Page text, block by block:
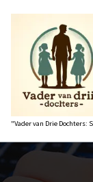
"Vader van Drie Dochters: